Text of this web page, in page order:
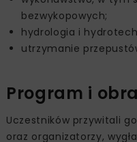
bezwykopowych;
hydrologia i
utrzymanie
Program i
Uczestników przywitali
oraz organizatorzy,